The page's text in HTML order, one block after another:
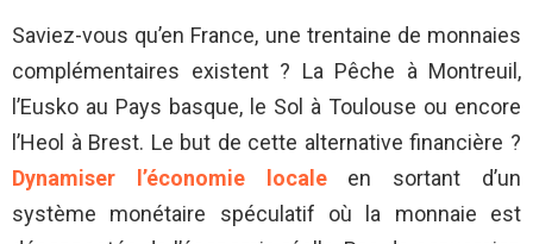
Saviez-vous qu’en France, une trentaine de monnaies
complémentaires existent ? La Pêche à Montreuil,
l’Eusko au Pays basque, le Sol à Toulouse ou encore
l’Heol à Brest. Le but de cette alternative financière ?
Dynamiser l’économie localeen sortant d’un
système monétaire spéculatif où la monnaie est